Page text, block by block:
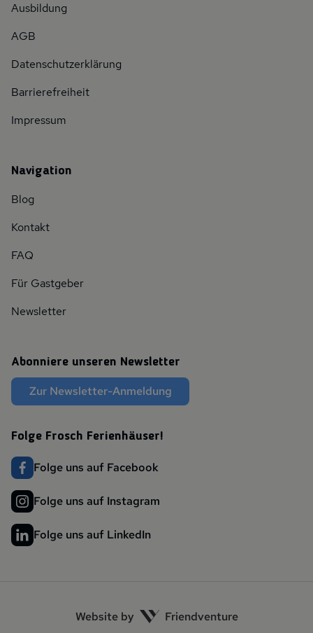
Ausbildung
AGB
Datenschutzerklärung
Barrierefreiheit
Impressum
Navigation
Blog
Kontakt
FAQ
Für Gastgeber
Newsletter
Abonniere unseren Newsletter
Zur Newsletter-Anmeldung
Folge Frosch Ferienhäuser!
Folge uns auf Facebook
Folge uns auf Instagram
Folge uns auf LinkedIn
Website by Friendventure